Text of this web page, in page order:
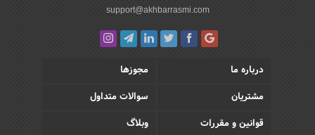
support@akhbarrasmi.com
درباره ما
مجوزها
مشتریان
سوالات متداول
قوانین و مقررات
وبلاگ